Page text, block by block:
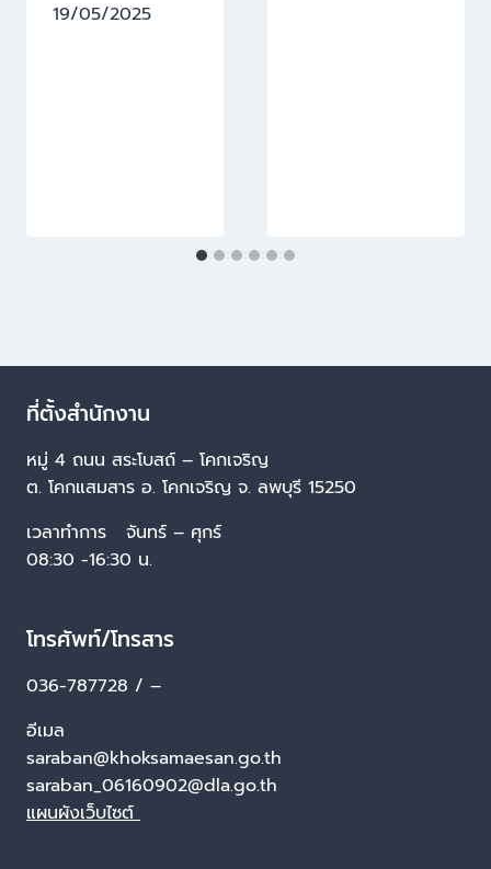
19/05/2025
ที่ตั้งสำนักงาน
หมู่ 4 ถนน สระโบสถ์ – โคกเจริญ
ต. โคกแสมสาร อ. โคกเจริญ จ. ลพบุรี 15250
เวลาทำการ จันทร์ – ศุกร์
08:30 -16:30 น.
โทรศัพท์/โทรสาร
036-787728 / –
อีเมล
saraban@khoksamaesan.go.th
saraban_06160902@dla.go.th
แผนผังเว็บไซต์